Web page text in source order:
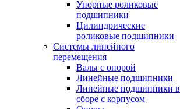
Упорные роликовые
подшипники
Цилиндрические
роликовые подшипники
Системы линейного
перемещения
Валы с опорой
Линейные подшипники
Линейные подшипники в
сборе с корпусом